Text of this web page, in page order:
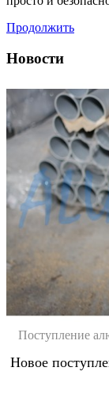
Продолжить
Новости
Поступление
Новое